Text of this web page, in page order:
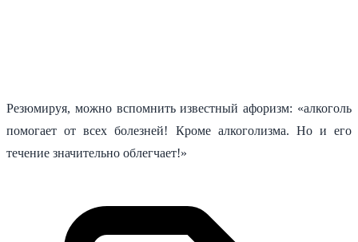
Резюмируя, можно вспомнить известный афоризм: «алкоголь
помогает от всех болезней! Кроме алкоголизма. Но и его
течение значительно облегчает!»